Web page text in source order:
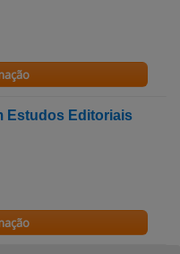
Estudos Editoriais